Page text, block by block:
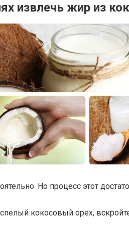
извлечь жир из
Но процесс этот
кокосовый орех,